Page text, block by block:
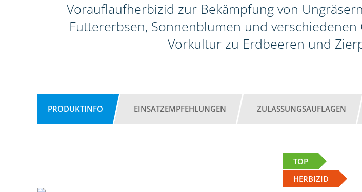
Vorauflaufherbizid zur Bekämpfung von
Futtererbsen, Sonnenblumen und
Vorkultur zu Erdbeeren und
PRODUKTINFO EINSATZEMPFEHLUNGEN ZULASSUNGSAUFLAGEN
TOP
HERBIZID